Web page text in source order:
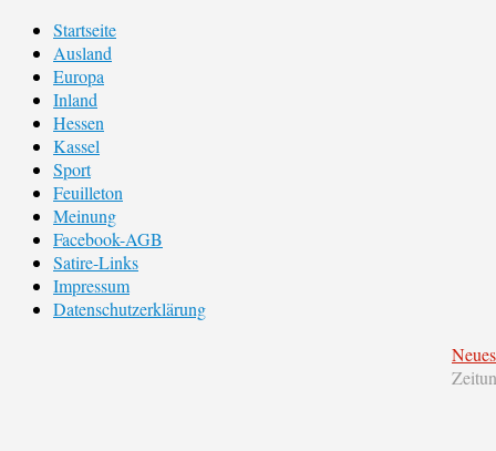
Startseite
Ausland
Europa
Inland
Hessen
Kassel
Sport
Feuilleton
Meinung
Facebook-AGB
Satire-Links
Impressum
Datenschutzerklärung